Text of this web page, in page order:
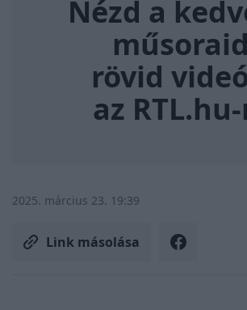
Nézd a
műsoraid
rövid
az
2025. március 23. 19:39
Link másolása